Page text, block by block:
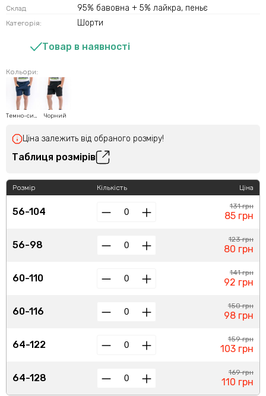
Склад 95% бавовна + 5% лайкра, пеньє
Категорія: Шорти
Товар в наявності
Кольори:
Темно-синій Чорний
Ціна залежить від обраного розміру!
Таблиця розмірів
Розмір
56-104
56-98
60-110
60-116
64-122
64-128
Кількість Ціна
131 грн
85 грн
123 грн
80 грн
141 грн
92 грн
150 грн
98 грн
159 грн
103 грн
169 грн
110 грн